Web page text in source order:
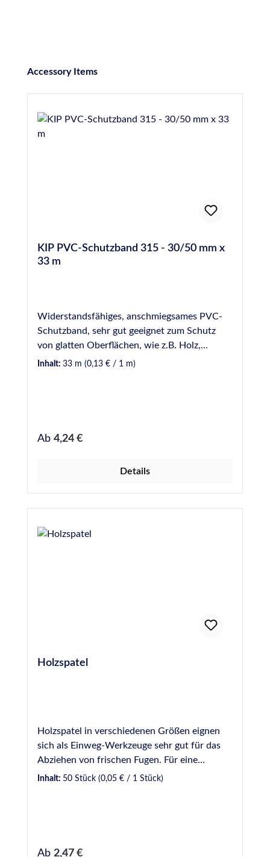
Produktgalerie überspringen
Accessory Items
KIP PVC-Schutzband 315 - 30/50 mm x
33 m
Widerstandsfähiges, anschmiegsames PVC-
Schutzband, sehr gut geeignet zum Schutz
von glatten Oberflächen, wie z.B. Holz,
Aluminium, Glas, usw. Rollenware 33 m,
Inhalt: 33 m (0,13 € / 1 m)
Regulärer Preis:
Ab 4,24 €
Details
Holzspatel
Holzspatel in verschiedenen Größen eignen
sich als Einweg-Werkzeuge sehr gut für das
Abziehen von frischen Fugen. Für eine
gleichmäßige und optisch ansprechende Fuge
20 mm - Gebinde zu 100 Stück 16 mm Griff
Inhalt: 50 Stück (0,05 € / 1 Stück)
Regulärer Preis:
Ab 2,47 €